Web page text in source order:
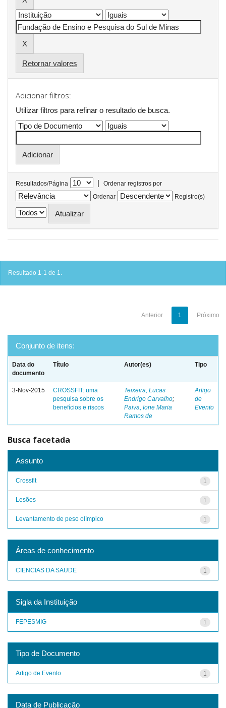
Retornar valores
Adicionar filtros:
Utilizar filtros para refinar o resultado de busca.
Resultados/Página |
Ordenar registros por
Ordenar
Registro(s)
Resultado 1-1 de 1.
Anterior 1 Próximo
Conjunto de itens:
Data do
documento
Título Autor(es) Tipo
3-Nov-2015
CROSSFIT: uma
pesquisa sobre os
benefícios e riscos
Teixeira, Lucas
Endrigo Carvalho;
Paiva, Ione Maria
Ramos de
Artigo
de
Evento
Busca facetada
Assunto
1
Crossfit
1
Lesões
1
Levantamento de peso olímpico
Áreas de conhecimento
1
CIENCIAS DA SAUDE
Sigla da Instituição
1
FEPESMIG
Tipo de Documento
1
Artigo de Evento
Data de Publicação